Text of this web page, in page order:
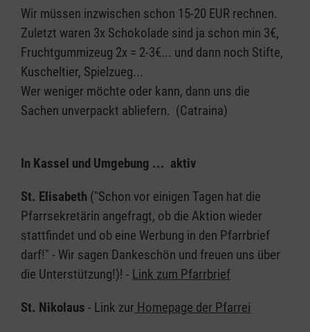
Wir müssen inzwischen schon 15-20 EUR rechnen.
Zuletzt waren 3x Schokolade sind ja schon min 3€,
Fruchtgummizeug 2x = 2-3€... und dann noch Stifte,
Kuscheltier, Spielzueg...
Wer weniger möchte oder kann, dann uns die
Sachen unverpackt abliefern. (Catraina)
In Kassel und Umgebung ... aktiv
St. Elisabeth ("Schon vor einigen Tagen hat die
Pfarrsekretärin angefragt, ob die Aktion wieder
stattfindet und ob eine Werbung in den Pfarrbrief
darf!" - Wir sagen Dankeschön und freuen uns über
die Unterstützung!)! - Link zum Pfarrbrief
St. Nikolaus - Link zur Homepage der Pfarrei